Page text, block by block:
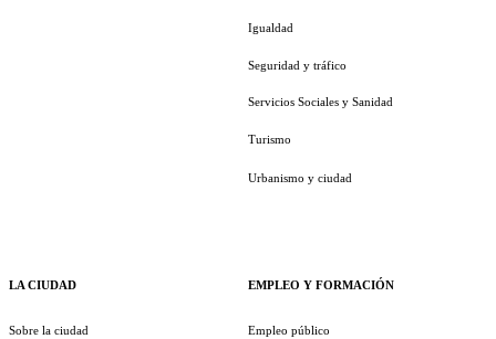
LA CIUDAD
Sobre la ciudad
Igualdad
Seguridad y tráfico
Servicios Sociales y Sanidad
Turismo
Urbanismo y ciudad
EMPLEO Y FORMACIÓN
Empleo público